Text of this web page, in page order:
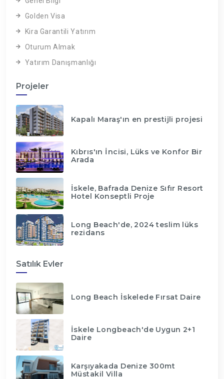
Golden Visa
Kira Garantili Yatırım
Oturum Almak
Yatırım Danışmanlığı
Projeler
Kapalı Maraş'ın en prestijli projesi
Kıbrıs'ın İncisi, Lüks ve Konfor Bir
Arada
İskele, Bafrada Denize Sıfır Resort
Hotel Konseptli Proje
Long Beach'de, 2024 teslim lüks
rezidans
Satılık Evler
Long Beach İskelede Fırsat Daire
İskele Longbeach'de Uygun 2+1
Daire
Karşıyakada Denize 300mt
Müstakil Villa